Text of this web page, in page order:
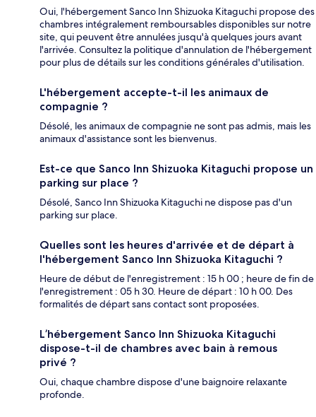
Oui, l'hébergement Sanco Inn Shizuoka Kitaguchi propose des
chambres intégralement remboursables disponibles sur notre
site, qui peuvent être annulées jusqu'à quelques jours avant
l'arrivée. Consultez la politique d'annulation de l'hébergement
pour plus de détails sur les conditions générales d'utilisation.
L'hébergement accepte-t-il les animaux de
compagnie ?
Désolé, les animaux de compagnie ne sont pas admis, mais les
animaux d'assistance sont les bienvenus.
Est-ce que Sanco Inn Shizuoka Kitaguchi propose un
parking sur place ?
Désolé, Sanco Inn Shizuoka Kitaguchi ne dispose pas d'un
parking sur place.
Quelles sont les heures d'arrivée et de départ à
l'hébergement Sanco Inn Shizuoka Kitaguchi ?
Heure de début de l'enregistrement : 15 h 00 ; heure de fin de
l'enregistrement : 05 h 30. Heure de départ : 10 h 00. Des
formalités de départ sans contact sont proposées.
L’hébergement Sanco Inn Shizuoka Kitaguchi
dispose-t-il de chambres avec bain à remous
privé ?
Oui, chaque chambre dispose d'une baignoire relaxante
profonde.